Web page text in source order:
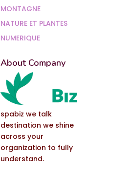
MONTAGNE
NATURE ET PLANTES
NUMERIQUE
About Company
spabiz we talk
destination we shine
across your
organization to fully
understand.